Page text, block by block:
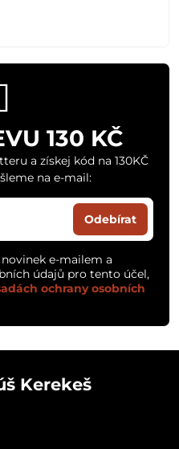
130 KČ
a získej kód na 130KČ
na e-mail:
Odebírat
e-mailem a
údajů pro tento účel,
ochrany osobních
Kerekeš